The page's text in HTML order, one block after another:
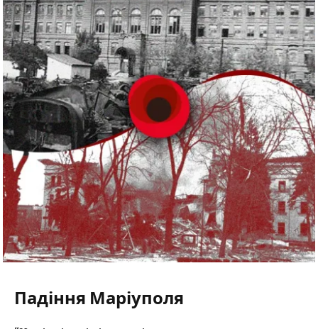
Падіння Маріуполя